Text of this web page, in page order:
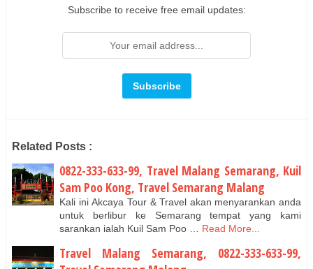
Subscribe to receive free email updates:
Related Posts :
0822-333-633-99, Travel Malang Semarang, Kuil
Sam Poo Kong, Travel Semarang Malang
Kali ini Akcaya Tour & Travel akan menyarankan anda
untuk berlibur ke Semarang tempat yang kami
sarankan ialah Kuil Sam Poo …
Read More...
Travel Malang Semarang, 0822-333-633-99,